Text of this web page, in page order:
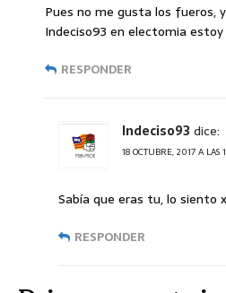
Pues no me gusta los fueros,
Indeciso93 en electomia
RESPONDER
Indeciso93 dice:
18 OCTUBRE, 2017 A LAS
Sabía que eras tu, lo siento
RESPONDER